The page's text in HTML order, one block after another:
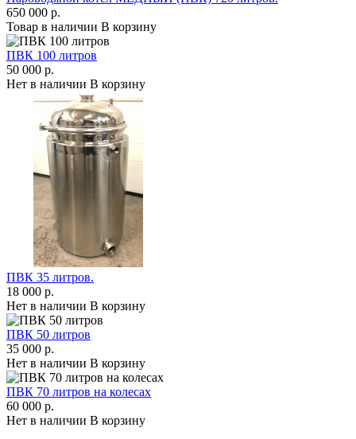
650 000 р.
Товар в наличии В корзину
ПВК 100 литров
50 000 р.
Нет в наличии В корзину
ПВК 35 литров.
18 000 р.
Нет в наличии В корзину
ПВК 50 литров
35 000 р.
Нет в наличии В корзину
ПВК 70 литров на колесах
60 000 р.
Нет в наличии В корзину